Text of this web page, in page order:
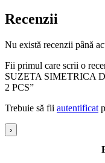
Recenzii
Nu există recenzii până
Fii primul care scrii o
SUZETA SIMETRICA
2 PCS”
Trebuie să fii autentificat
›